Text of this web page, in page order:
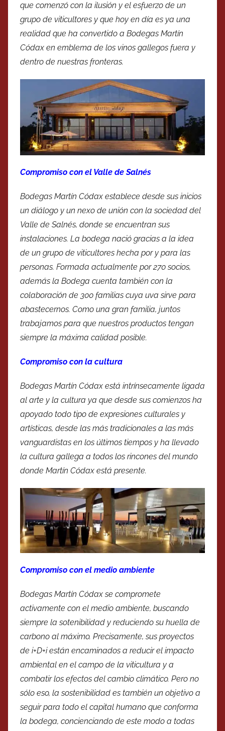
que comenzó con la ilusión y el esfuerzo de un
grupo de viticultores y que hoy en día es ya una
realidad que ha convertido a Bodegas Martín
Códax en emblema de los vinos gallegos fuera y
dentro de nuestras fronteras.
Compromiso con el Valle de Salnés
Bodegas Martín Códax establece desde sus inicios
un diálogo y un nexo de unión con la sociedad del
Valle de Salnés, donde se encuentran sus
instalaciones. La bodega nació gracias a la idea
de un grupo de viticultores hecha por y para las
personas. Formada actualmente por 270 socios,
además la Bodega cuenta también con la
colaboración de 300 familias cuya uva sirve para
abastecernos. Como una gran familia, juntos
trabajamos para que nuestros productos tengan
siempre la máxima calidad posible.
Compromiso con la cultura
Bodegas Martín Códax está intrínsecamente ligada
al arte y la cultura ya que desde sus comienzos ha
apoyado todo tipo de expresiones culturales y
artísticas, desde las más tradicionales a las más
vanguardistas en los últimos tiempos y ha llevado
la cultura gallega a todos los rincones del mundo
donde Martín Códax está presente.
Compromiso con el medio ambiente
Bodegas Martín Códax se compromete
activamente con el medio ambiente, buscando
siempre la sotenibilidad y reduciendo su huella de
carbono al máximo. Precisamente, sus proyectos
de i+D+i están encaminados a reducir el impacto
ambiental en el campo de la viticultura y a
combatir los efectos del cambio climático. Pero no
sólo eso, la sostenibilidad es también un objetivo a
seguir para todo el capital humano que conforma
la bodega, concienciando de este modo a todas